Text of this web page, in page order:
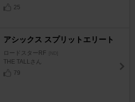
25
アシックス スプリットエリート
ロードスターRF [ND]
THE TALLさん
79